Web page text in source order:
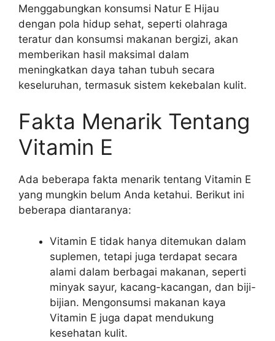
Menggabungkan konsumsi Natur E Hijau
dengan pola hidup sehat, seperti olahraga
teratur dan konsumsi makanan bergizi, akan
memberikan hasil maksimal dalam
meningkatkan daya tahan tubuh secara
keseluruhan, termasuk sistem kekebalan kulit.
Fakta Menarik Tentang
Vitamin E
Ada beberapa fakta menarik tentang Vitamin E
yang mungkin belum Anda ketahui. Berikut ini
beberapa diantaranya:
Vitamin E tidak hanya ditemukan dalam
suplemen, tetapi juga terdapat secara
alami dalam berbagai makanan, seperti
minyak sayur, kacang-kacangan, dan biji-
bijian. Mengonsumsi makanan kaya
Vitamin E juga dapat mendukung
kesehatan kulit.